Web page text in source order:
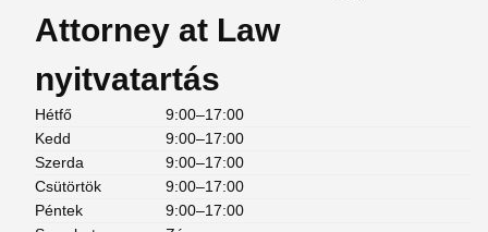
Attorney at Law
nyitvatartás
Hétfő
9:00–17:00
Kedd
9:00–17:00
Szerda
9:00–17:00
Csütörtök
9:00–17:00
Péntek
9:00–17:00